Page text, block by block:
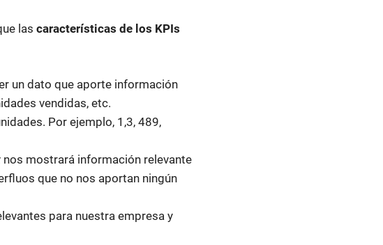
las características de los KPIs
un dato que aporte información
vendidas, etc.
Por ejemplo, 1,3, 489,
mostrará información relevante
que no nos aportan ningún
para nuestra empresa y